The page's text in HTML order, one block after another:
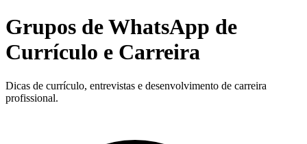
Grupos de WhatsApp de
Currículo e Carreira
Dicas de currículo, entrevistas e desenvolvimento de carreira
profissional.